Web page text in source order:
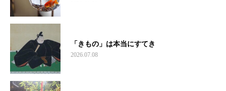
「きもの」は本当にすてき
2026.07.08